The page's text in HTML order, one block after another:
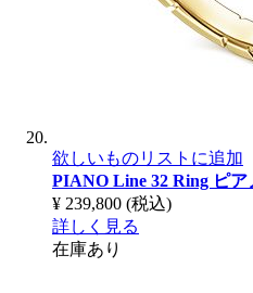
欲しいものリストに追加
PIANO Line 32 Ring ピ
¥ 239,800 (税込)
詳しく見る
在庫あり